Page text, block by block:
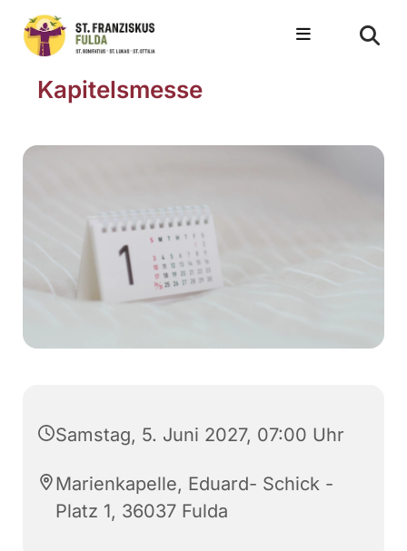
Kapitelsmesse
Samstag, 5. Juni 2027, 07:00 Uhr
Marienkapelle, Eduard- Schick -
Platz 1, 36037 Fulda